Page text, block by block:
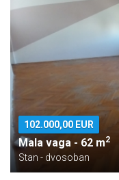
102.000,00 EUR
Mala vaga - 62 m2
Stan - dvosoban